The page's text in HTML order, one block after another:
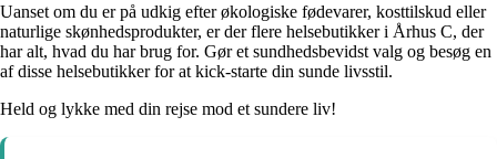
Uanset om du er på udkig efter økologiske fødevarer, kosttilskud eller
naturlige skønhedsprodukter, er der flere helsebutikker i Århus C, der
har alt, hvad du har brug for. Gør et sundhedsbevidst valg og besøg en
af disse helsebutikker for at kick-starte din sunde livsstil.
Held og lykke med din rejse mod et sundere liv!